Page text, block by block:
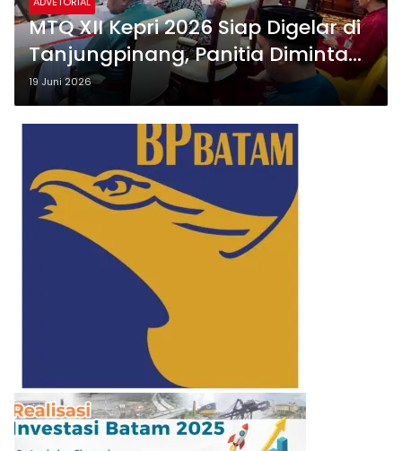
MTQ XII Kepri 2026 Siap Digelar di
Tanjungpinang, Panitia Diminta
Tuntaskan Persiapan Sebelum
Kafilah Tiba
19 Juni 2026